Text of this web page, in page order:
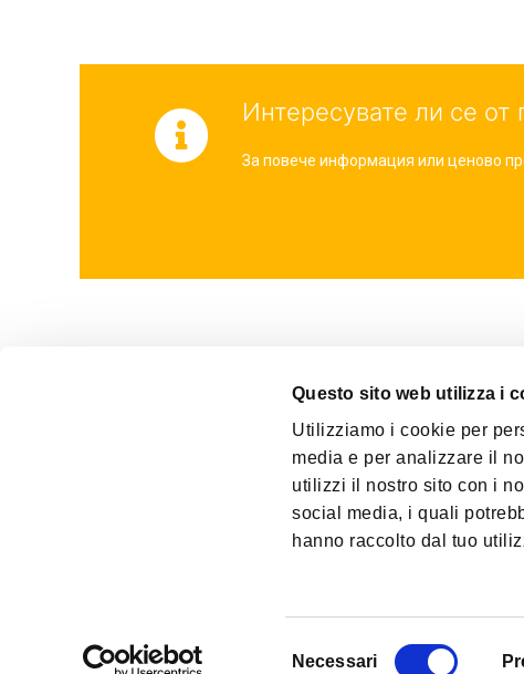
Questo sito web utilizza i
Utilizziamo i cookie per
media e per analizzare il
utilizzi il nostro sito con i
social media, i quali
hanno raccolto dal tuo
Necessari
Интересувате ли се от
За повече информация или ценово
Copyright © 2026 OMCD GROUP | OMCD SpA Via Paruta, 56